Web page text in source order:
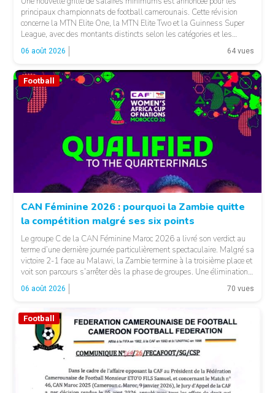
principaux championnats de football camerounais. Cette révision
concerne la MTN Elite One, la MTN Elite Two et la Guinness Super
League, avec des montants distincts selon les catégories et les
fonctions. LA SUITE APRÈS LA PUBLICITÉ Selon les informations
relayées par Allez Les Lions, […]
06 août 2026 64 vues
Football
CAN Féminine 2026 : pourquoi la Zambie quitte
la compétition malgré ses six points
Le groupe C de la CAN Féminine Maroc 2026 a livré son verdict au
terme d’une dernière journée particulièrement spectaculaire. Malgré sa
victoire 2-1 face au Malawi, la Zambie termine à la troisième place et
voit son parcours s’arrêter dès la phase de groupes. Une élimination
qui peut surprendre au regard du classement général : […]
06 août 2026 70 vues
Football